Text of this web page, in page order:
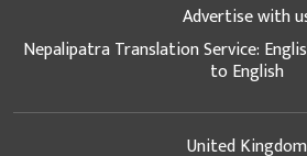
Advertise with
Nepalipatra Translation Service:
to English
United Kingdom